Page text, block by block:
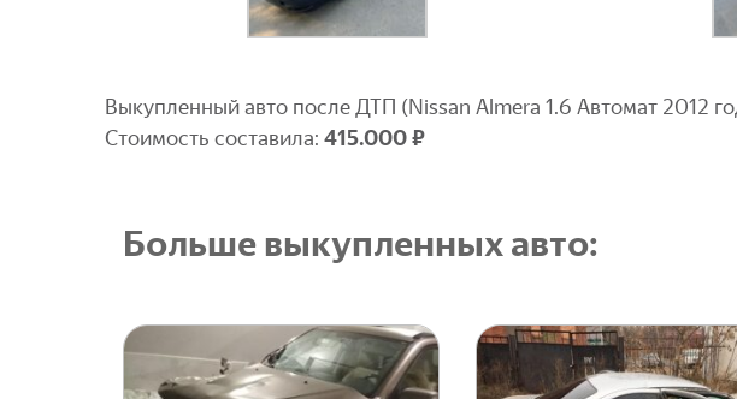
Выкупленный авто после ДТП (Nissan Almera 1.6 Автомат 2012
Стоимость составила: 415.000 ₽
Больше выкупленных авто: